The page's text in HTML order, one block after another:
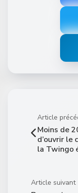
Article
Moins de
d’ouvrir le
la Twingo
Article suivant